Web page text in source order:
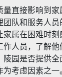
量直接影响到
团队和服务人
属在困难时刻
作人员，了解
园是否提供全
考虑因素之一。